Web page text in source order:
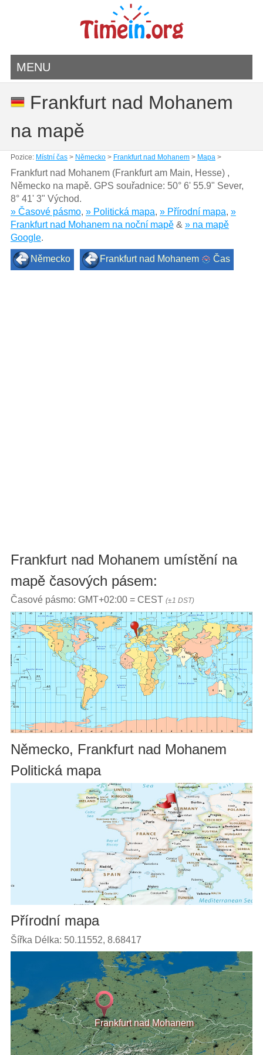
MENU
Frankfurt nad Mohanem
na mapě
Pozice: Místní čas> Německo> Frankfurt nad Mohanem> Mapa>
Frankfurt nad Mohanem (Frankfurt am Main, Hesse) ,
Německo na mapě. GPS souřadnice: 50° 6' 55.9" Sever,
8° 41' 3" Východ.
» Časové pásmo, » Politická mapa, » Přírodní mapa, »
Frankfurt nad Mohanem na noční mapě& » na mapě
Google.
Německo Frankfurt nad Mohanem Čas
Frankfurt nad Mohanem umístění na
mapě časových pásem:
Časové pásmo: GMT+02:00 = CEST (±1 DST)
Německo, Frankfurt nad Mohanem
Politická mapa
Přírodní mapa
Šířka Délka: 50.11552, 8.68417
Frankfurt nad Mohanem